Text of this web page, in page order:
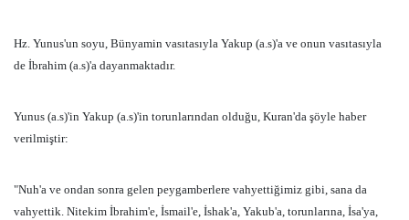
Hz. Yunus'un soyu, Bünyamin vasıtasıyla Yakup (a.s)'a ve onun vasıtasıyla
de İbrahim (a.s)'a dayanmaktadır.
Yunus (a.s)'in Yakup (a.s)'in torunlarından olduğu, Kuran'da şöyle haber
verilmiştir:
"Nuh'a ve ondan sonra gelen peygamberlere vahyettiğimiz gibi, sana da
vahyettik. Nitekim İbrahim'e, İsmail'e, İshak'a, Yakub'a, torunlarına, İsa'ya,